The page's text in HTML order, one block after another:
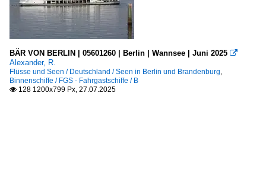
BÄR VON BERLIN | 05601260 | Berlin | Wannsee | Juni 2025 
Alexander, R.
Flüsse und Seen / Deutschland / Seen in Berlin und Brandenburg,
Binnenschiffe / FGS - Fahrgastschiffe / B
 128 1200x799 Px, 27.07.2025